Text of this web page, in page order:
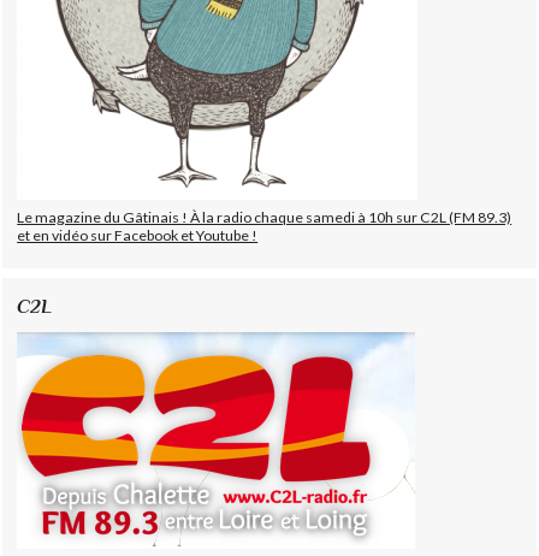
Le magazine du Gâtinais ! À la radio chaque samedi à 10h sur C2L (FM 89.3)
et en vidéo sur Facebook et Youtube !
C2L